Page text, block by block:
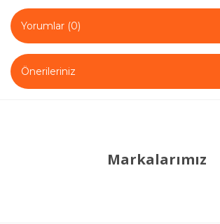
Yorumlar (0)
Önerileriniz
Markalarımız